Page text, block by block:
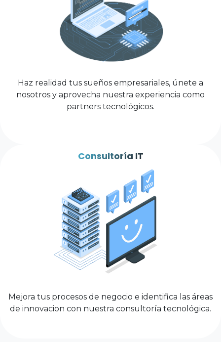
Haz realidad tus sueños empresariales, únete a
nosotros y aprovecha nuestra experiencia como
partners tecnológicos.
Consultoría IT
Mejora tus procesos de negocio e identifica las áreas
de innovacion con nuestra consultoría tecnológica.